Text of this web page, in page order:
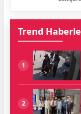
Trend
1
2